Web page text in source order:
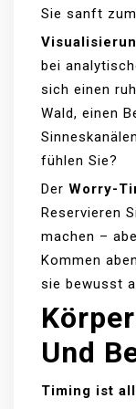
Sie sanft
bei
sich einen
Wald, einen
fühlen Sie?
Der Worry-
Reservieren
machen –
Kommen
sie bewusst
Und
Timing ist